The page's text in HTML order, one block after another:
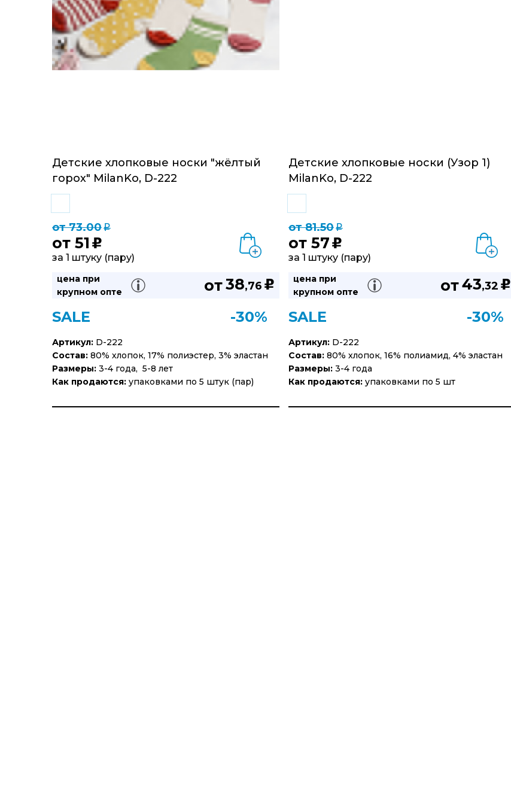
Детские хлопковые носки "жёлтый
горох" MilanKo, D-222
от 73.00q
от 51 u
за 1 штуку (пару)
цена при
крупном опте
от38,76 u
SALE -30%
Артикул: D-222
Состав: 80% хлопок, 17% полиэстер, 3% эластан
Размеры: 3-4 года, 5-8 лет
Как продаются: упаковками по 5 штук (пар)
Детские хлопковые носки (Узор 1)
MilanKo, D-222
от 81.50q
от 57 u
за 1 штуку (пару)
цена при
крупном опте
от43,32 u
SALE -30%
Артикул: D-222
Состав: 80% хлопок, 16% полиамид, 4% эластан
Размеры: 3-4 года
Как продаются: упаковками по 5 шт